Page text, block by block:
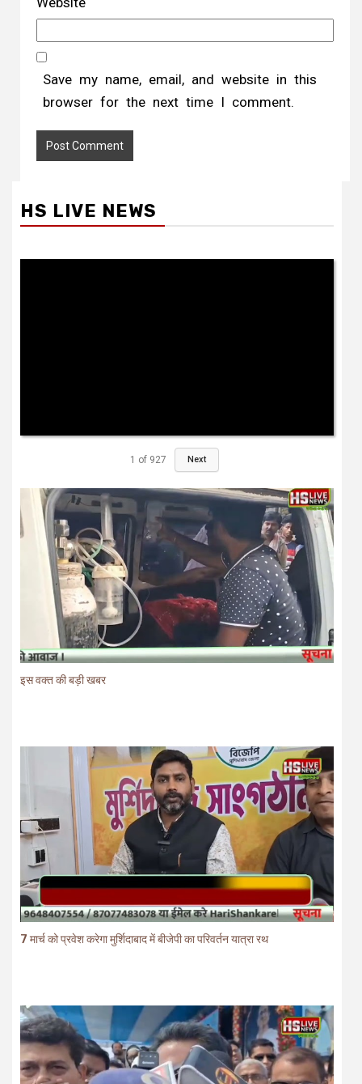
Save my name, email, and website in this
browser for the next time I comment.
HS LIVE NEWS
1 of 927 Next
इस वक्त की बड़ी खबर
7 मार्च को प्रवेश करेगा मुर्शिदाबाद में बीजेपी का परिवर्तन यात्रा रथ